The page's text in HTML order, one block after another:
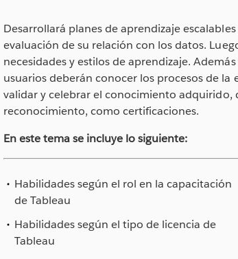
Desarrollará planes de aprendizaje
evaluación de su relación con los datos.
necesidades y estilos de aprendizaje.
usuarios deberán conocer los procesos de la
validar y celebrar el conocimiento adquirido,
reconocimiento, como certificaciones.
En este tema se incluye lo siguiente:
Habilidades según el rol en la capacitación
de Tableau
Habilidades según el tipo de licencia de
Tableau